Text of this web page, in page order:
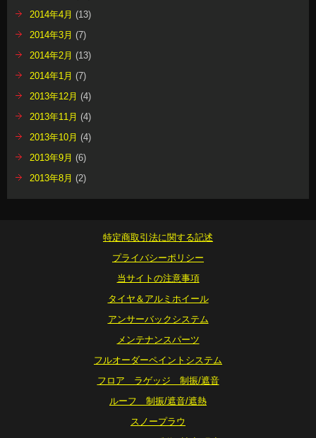
2014年4月 (13)
2014年3月 (7)
2014年2月 (13)
2014年1月 (7)
2013年12月 (4)
2013年11月 (4)
2013年10月 (4)
2013年9月 (6)
2013年8月 (2)
特定商取引法に関する記述
プライバシーポリシー
当サイトの注意事項
タイヤ＆アルミホイール
アンサーバックシステム
メンテナンスパーツ
フルオーダーペイントシステム
フロア ラゲッジ 制振/遮音
ルーフ 制振/遮音/遮熱
スノープラウ